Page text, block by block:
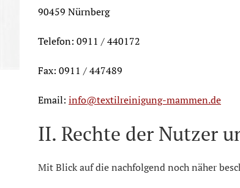
90459 Nürnberg
Telefon: 0911 / 440172
Fax: 0911 / 447489
Email: info@textilreinigung-mammen.de
II. Rechte der Nutzer
Mit Blick auf die nachfolgend noch näher